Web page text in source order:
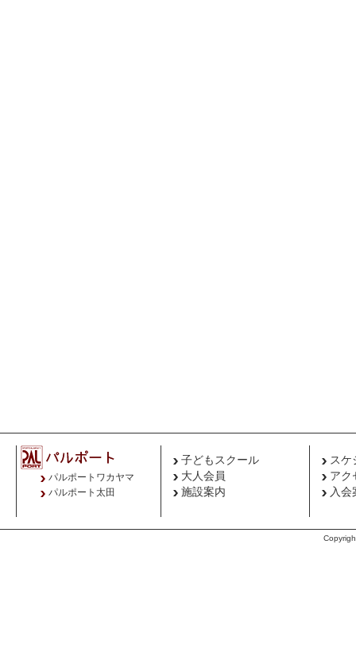
パルポートワカヤマ
パルポート太田
子どもスクール
大人会員
施設案内
スケ
アク
入会